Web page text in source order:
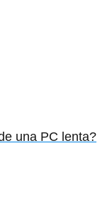
una PC lenta?